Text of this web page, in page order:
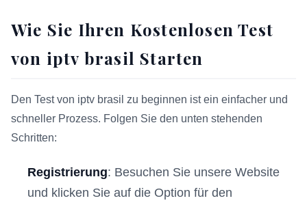
Wie Sie Ihren Kostenlosen Test
von iptv brasil Starten
Den Test von iptv brasil zu beginnen ist ein einfacher und
schneller Prozess. Folgen Sie den unten stehenden
Schritten:
Registrierung: Besuchen Sie unsere Website
und klicken Sie auf die Option für den